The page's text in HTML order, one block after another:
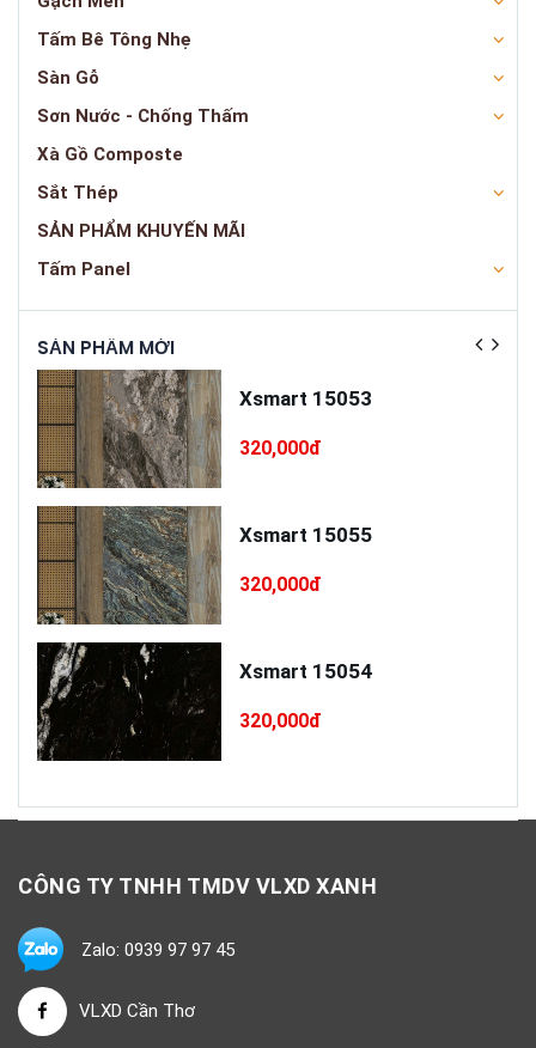
Tấm Bê Tông Nhẹ
Sàn Gỗ
Sơn Nước - Chống Thấm
Xà Gồ Composte
Sắt Thép
SẢN PHẨM KHUYẾN MÃI
Tấm Panel
SẢN PHẨM MỚI
Xsmart 15053
320,000đ
Xsmart 15055
320,000đ
Xsmart 15054
320,000đ
CÔNG TY TNHH TMDV VLXD XANH
Zalo: 0939 97 97 45
VLXD Cần Thơ